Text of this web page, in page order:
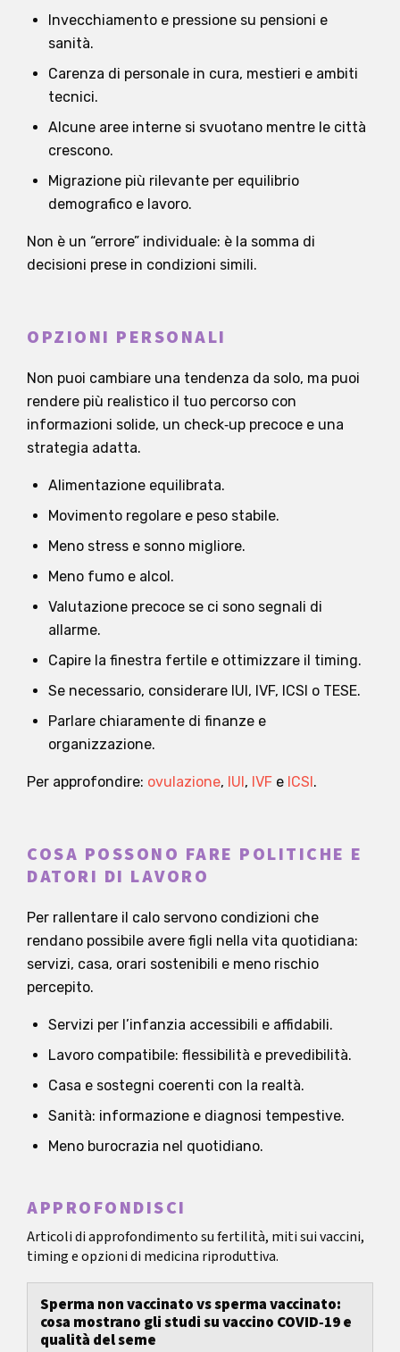
Invecchiamento e pressione su pensioni e
sanità.
Carenza di personale in cura, mestieri e ambiti
tecnici.
Alcune aree interne si svuotano mentre le città
crescono.
Migrazione più rilevante per equilibrio
demografico e lavoro.
Non è un “errore” individuale: è la somma di
decisioni prese in condizioni simili.
OPZIONI PERSONALI
Non puoi cambiare una tendenza da solo, ma puoi
rendere più realistico il tuo percorso con
informazioni solide, un check‑up precoce e una
strategia adatta.
Alimentazione equilibrata.
Movimento regolare e peso stabile.
Meno stress e sonno migliore.
Meno fumo e alcol.
Valutazione precoce se ci sono segnali di
allarme.
Capire la finestra fertile e ottimizzare il timing.
Se necessario, considerare IUI, IVF, ICSI o TESE.
Parlare chiaramente di finanze e
organizzazione.
Per approfondire: ovulazione, IUI, IVF e ICSI.
COSA POSSONO FARE POLITICHE E
DATORI DI LAVORO
Per rallentare il calo servono condizioni che
rendano possibile avere figli nella vita quotidiana:
servizi, casa, orari sostenibili e meno rischio
percepito.
Servizi per l’infanzia accessibili e affidabili.
Lavoro compatibile: flessibilità e prevedibilità.
Casa e sostegni coerenti con la realtà.
Sanità: informazione e diagnosi tempestive.
Meno burocrazia nel quotidiano.
APPROFONDISCI
Articoli di approfondimento su fertilità, miti sui vaccini,
timing e opzioni di medicina riproduttiva.
Sperma non vaccinato vs sperma vaccinato:
cosa mostrano gli studi su vaccino COVID‑19 e
qualità del seme